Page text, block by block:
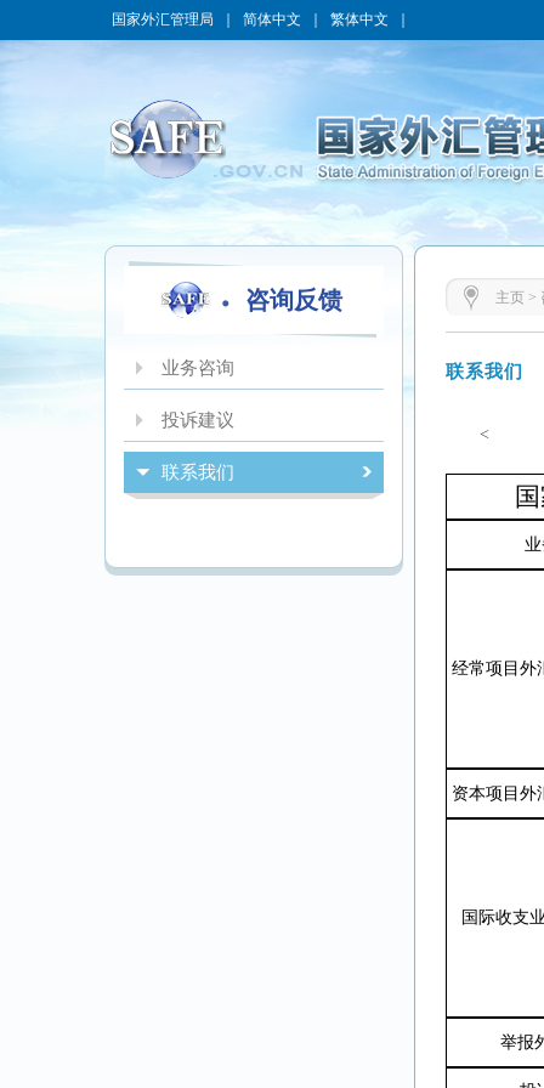
国家外汇管理局 简体中文 繁体中文
咨询反馈
业务咨询
投诉建议
联系我们
主页 >
联系我们
<
业务
经常项目外
资本项目外
国际收支
举报外